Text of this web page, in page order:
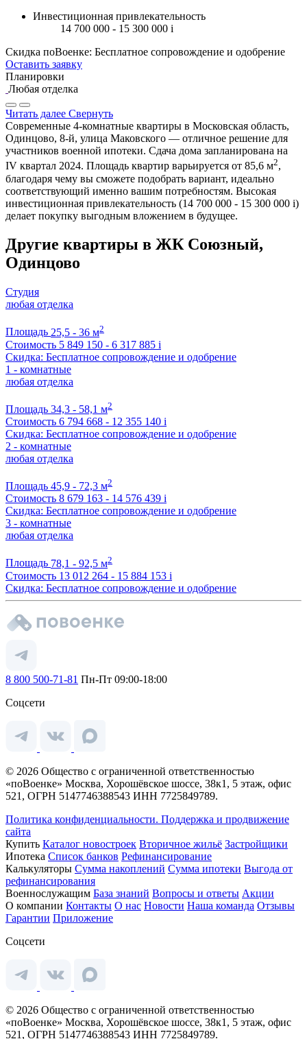
Инвестиционная привлекательность
14 700 000 - 15 300 000 i
Скидка поВоенке: Бесплатное сопровождение и одобрение
Оставить заявку
Планировки
Любая отделка
Читать далее Свернуть
Современные 4-комнатные квартиры в Московская область,
Одинцово, 8-й, улица Маковского — отличное решение для
участников военной ипотеки. Сдача дома запланирована на
IV квартал 2024. Площадь квартир варьируется от 85,6 м2,
благодаря чему вы сможете подобрать вариант, идеально
соответствующий именно вашим потребностям. Высокая
инвестиционная привлекательность (14 700 000 - 15 300 000 i)
делает покупку выгодным вложением в будущее.
Другие квартиры в ЖК Союзный,
Одинцово
Студия
любая отделка
Площадь 25,5 - 36 м2
Стоимость 5 849 150 - 6 317 885 i
Скидка: Бесплатное сопровождение и одобрение
1 - комнатные
любая отделка
Площадь 34,3 - 58,1 м2
Стоимость 6 794 668 - 12 355 140 i
Скидка: Бесплатное сопровождение и одобрение
2 - комнатные
любая отделка
Площадь 45,9 - 72,3 м2
Стоимость 8 679 163 - 14 576 439 i
Скидка: Бесплатное сопровождение и одобрение
3 - комнатные
любая отделка
Площадь 78,1 - 92,5 м2
Стоимость 13 012 264 - 15 884 153 i
Скидка: Бесплатное сопровождение и одобрение
8 800 500-71-81 Пн-Пт 09:00-18:00
Соцсети
© 2026 Общество с ограниченной ответственностью
«поВоенке» Москва, Хорошёвское шоссе, 38к1, 5 этаж, офис
521, ОГРН 5147746388543 ИНН 7725849789.
Политика конфиденциальности. Поддержка и продвижение
сайта
Купить Каталог новостроек Вторичное жильё Застройщики
Ипотека Список банков Рефинансирование
Калькуляторы Сумма накоплений Сумма ипотеки Выгода от
рефинансирования
Военнослужащим База знаний Вопросы и ответы Акции
О компании Контакты О нас Новости Наша команда Отзывы
Гарантии Приложение
Соцсети
© 2026 Общество с ограниченной ответственностью
«поВоенке» Москва, Хорошёвское шоссе, 38к1, 5 этаж, офис
521, ОГРН 5147746388543 ИНН 7725849789.